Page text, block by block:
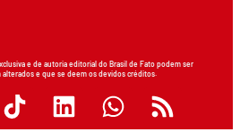
e de autoria editorial do Brasil de Fato podem ser
e que se deem os devidos créditos.